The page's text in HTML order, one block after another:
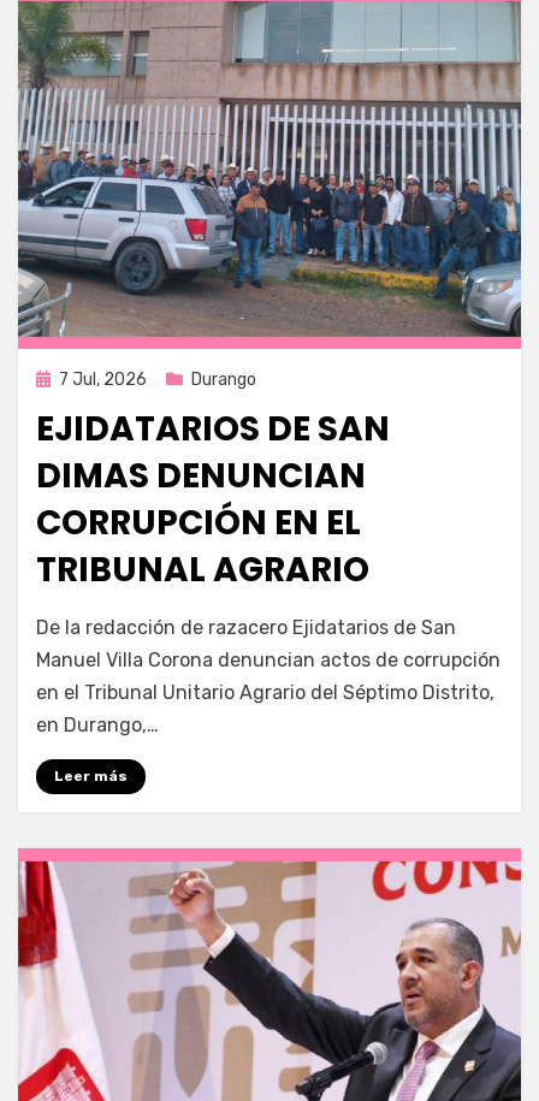
Publicada
7 Jul, 2026 Durango
EJIDATARIOS DE SAN
DIMAS DENUNCIAN
CORRUPCIÓN EN EL
TRIBUNAL AGRARIO
por Fernando Miranda Servín
De la redacción de razacero Ejidatarios de San
Manuel Villa Corona denuncian actos de corrupción
en el Tribunal Unitario Agrario del Séptimo Distrito,
en Durango,…
Leer más